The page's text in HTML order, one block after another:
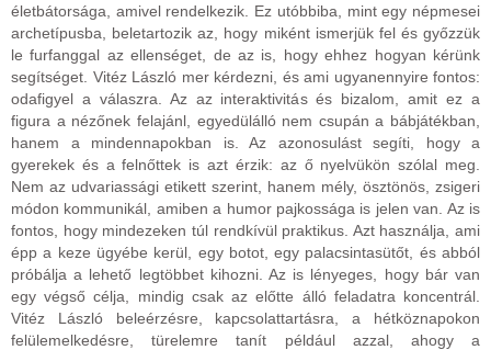
életbátorsága, amivel rendelkezik. Ez utóbbiba, mint egy népmesei
archetípusba, beletartozik az, hogy miként ismerjük fel és győzzük
le furfanggal az ellenséget, de az is, hogy ehhez hogyan kérünk
segítséget. Vitéz László mer kérdezni, és ami ugyanennyire fontos:
odafigyel a válaszra. Az az interaktivitás és bizalom, amit ez a
figura a nézőnek felajánl, egyedülálló nem csupán a bábjátékban,
hanem a mindennapokban is. Az azonosulást segíti, hogy a
gyerekek és a felnőttek is azt érzik: az ő nyelvükön szólal meg.
Nem az udvariassági etikett szerint, hanem mély, ösztönös, zsigeri
módon kommunikál, amiben a humor pajkossága is jelen van. Az is
fontos, hogy mindezeken túl rendkívül praktikus. Azt használja, ami
épp a keze ügyébe kerül, egy botot, egy palacsintasütőt, és abból
próbálja a lehető legtöbbet kihozni. Az is lényeges, hogy bár van
egy végső célja, mindig csak az előtte álló feladatra koncentrál.
Vitéz László beleérzésre, kapcsolattartásra, a hétköznapokon
felülemelkedésre, türelemre tanít például azzal, ahogy a